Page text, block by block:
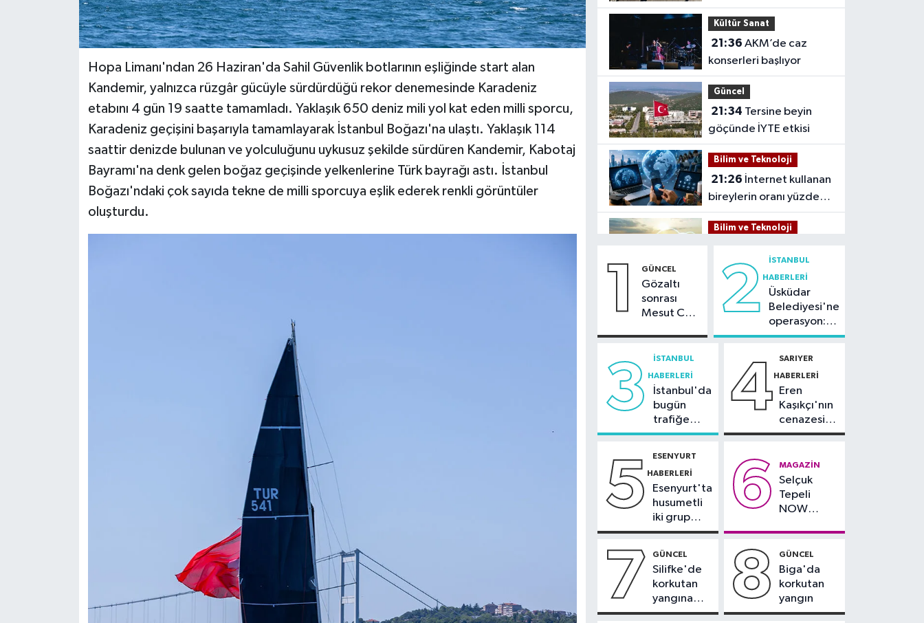
Hopa Limanı'ndan 26 Haziran'da Sahil Güvenlik botlarının eşliğinde start alan
Kandemir, yalnızca rüzgâr gücüyle sürdürdüğü rekor denemesinde Karadeniz
etabını 4 gün 19 saatte tamamladı. Yaklaşık 650 deniz mili yol kat eden milli sporcu,
Karadeniz geçişini başarıyla tamamlayarak İstanbul Boğazı'na ulaştı. Yaklaşık 114
saattir denizde bulunan ve yolculuğunu uykusuz şekilde sürdüren Kandemir, Kabotaj
Bayramı'na denk gelen boğaz geçişinde yelkenlerine Türk bayrağı astı. İstanbul
Boğazı'ndaki çok sayıda tekne de milli sporcuya eşlik ederek renkli görüntüler
oluşturdu.
oğlunun heykeli bulundu
Kültür Sanat
21:36
konserleri başlıyor
Güncel
21:34
göçünde İYTE etkisi
Bilim ve Teknoloji
21:26
bireylerin oranı yüzde
92,3 oldu
Bilim ve Teknoloji
4 ayda 44,5 milyona
ulaştı
Kültür Sanat
21:21Esenler
Belediyesi vatandaşları
buluşturuyor
21:17"Karaciğerim
yağlı" demeyin,
Salah yaklaşık 30 bin
taraftar önünde imza
1 GÜNCEL
Gözaltı
sonrası
Mesut Can
2 İSTANBUL
HABERLERI
Üsküdar
Belediyesi'ne
operasyon:
Sinem
tutuklama
talebi
3 İSTANBUL
HABERLERI
İstanbul'da
bugün
trafiğe
dikkat:
bazı yollar
kapatılacak
4 SARIYER
HABERLERI
Eren
Kaşıkçı'nın
cenazesi
ailesi
teslim
alındı
5 ESENYURT
HABERLERI
Esenyurt'ta
husumetli
iki grup
arasında
kavga
6 MAGAZIN
Selçuk
Tepeli
NOW
duyurdu
7 GÜNCEL
Silifke'de
korkutan
yangına
havadan ve
8 GÜNCEL
Biga'da
korkutan
yangın